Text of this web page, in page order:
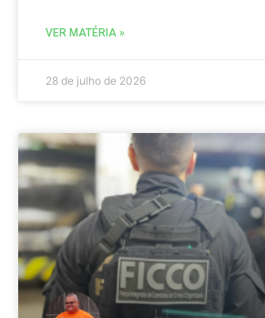
VER MATÉRIA »
28 de julho de 2026